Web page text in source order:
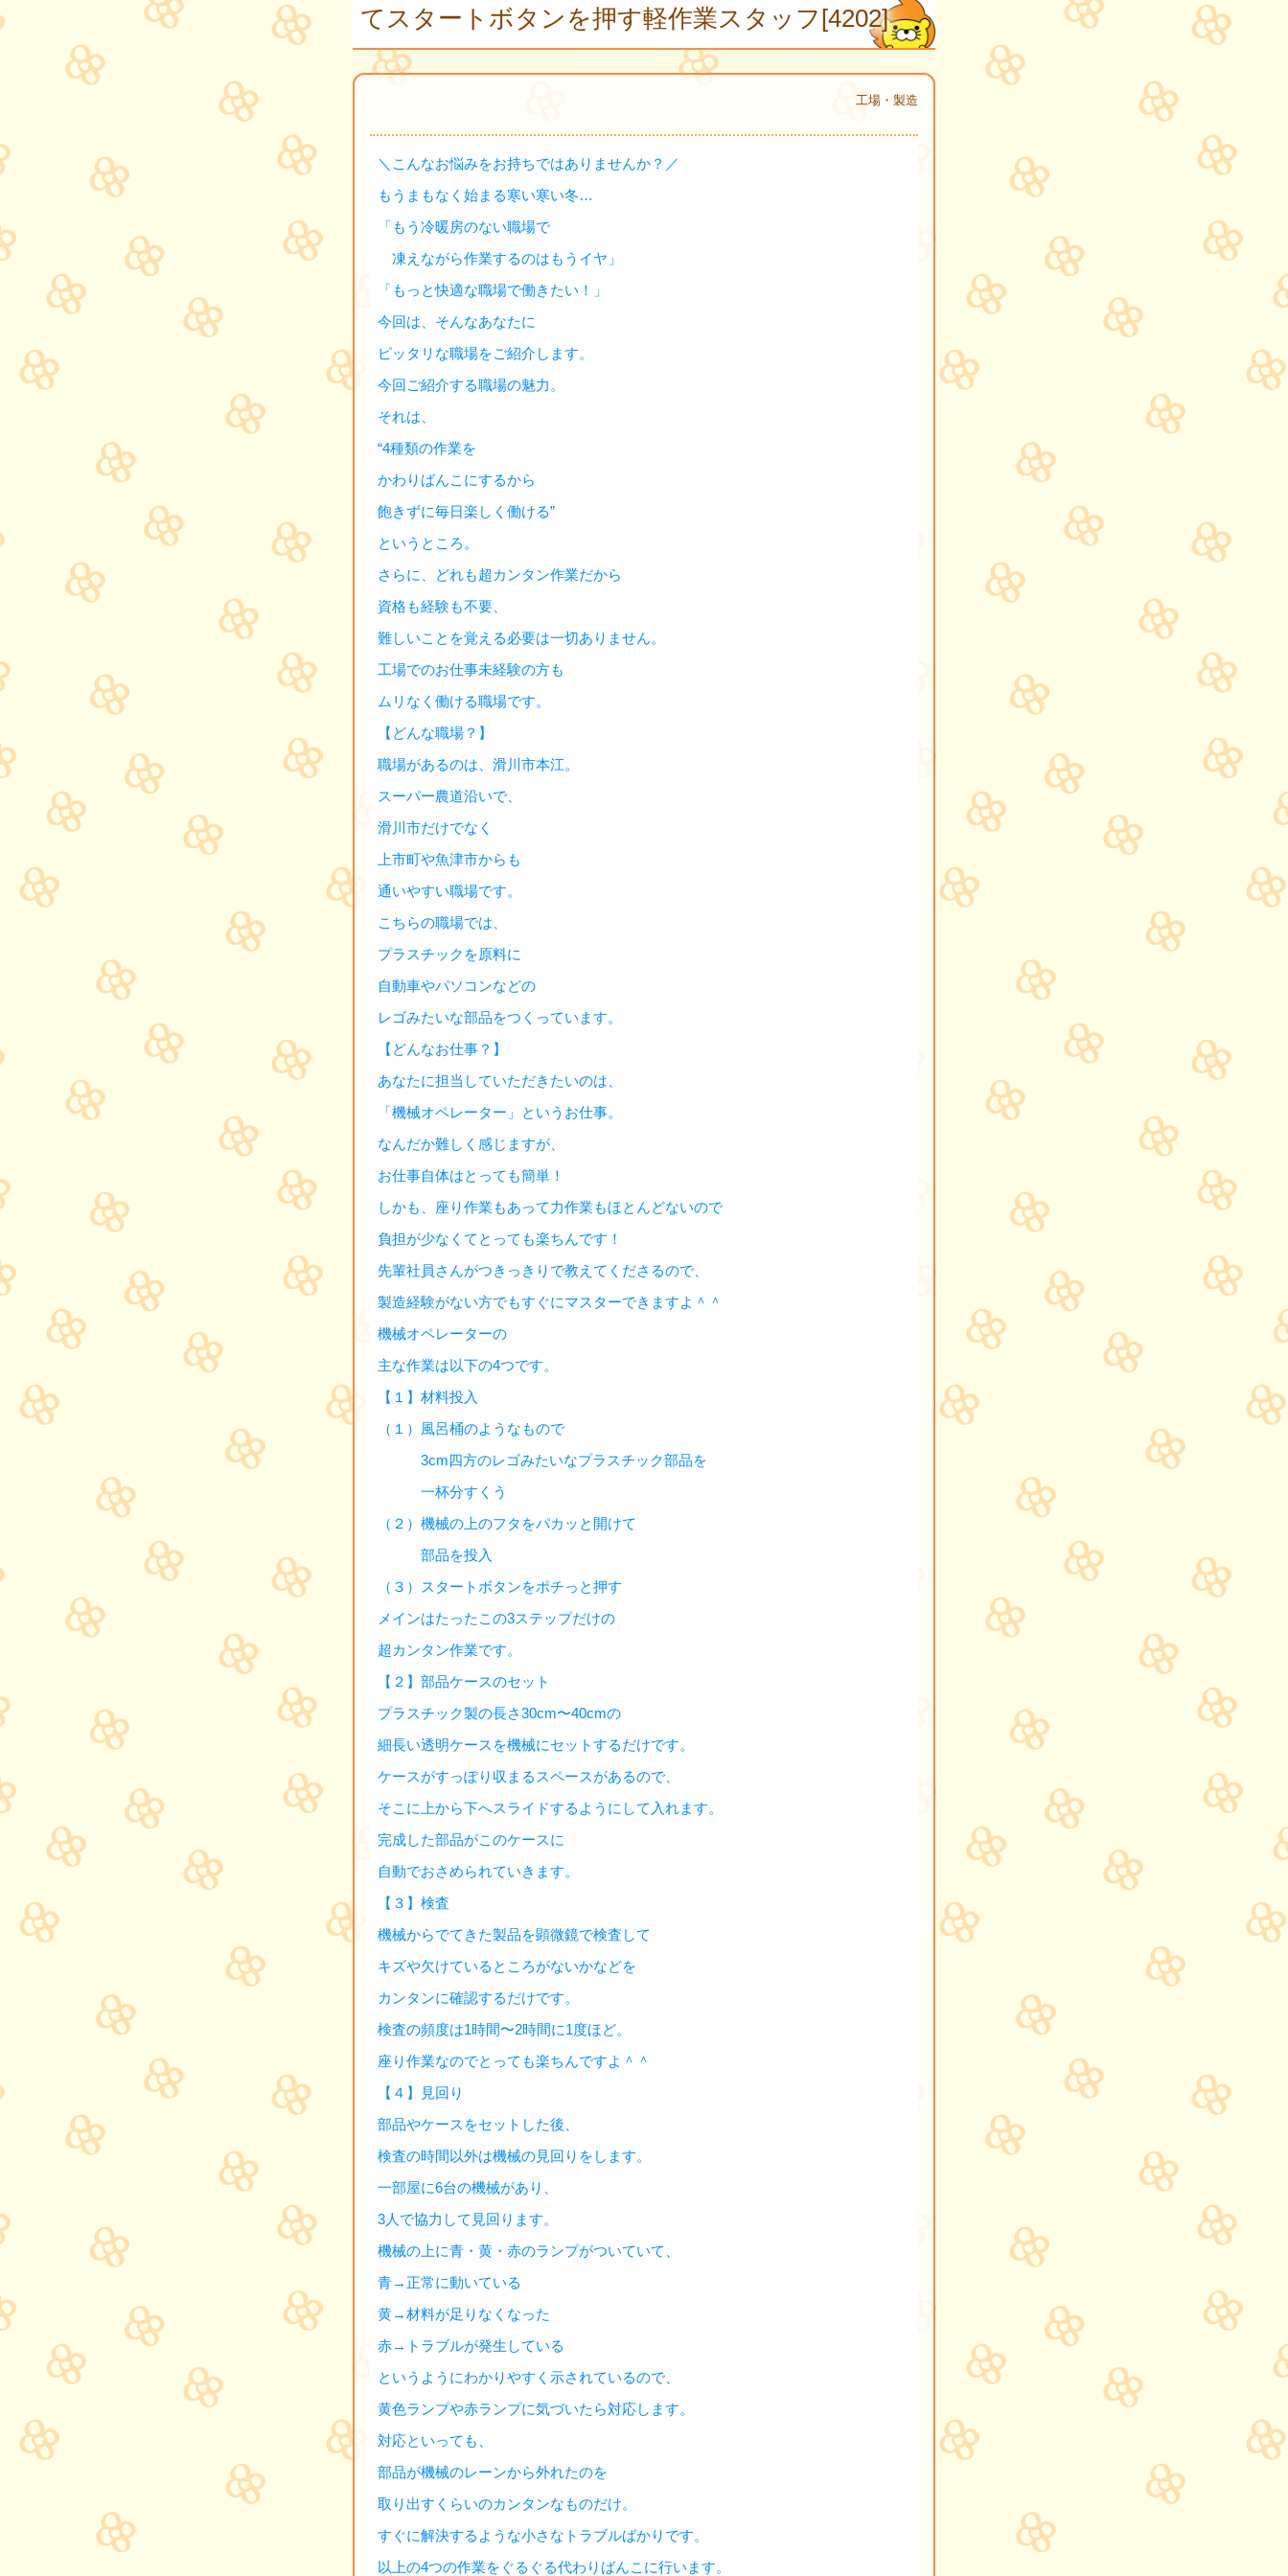
てスタートボタンを押す軽作業スタッフ[4202]
工場・製造
＼こんなお悩みをお持ちではありませんか？／
もうまもなく始まる寒い寒い冬…
「もう冷暖房のない職場で
凍えながら作業するのはもうイヤ」
「もっと快適な職場で働きたい！」
今回は、そんなあなたに
ピッタリな職場をご紹介します。
今回ご紹介する職場の魅力。
それは、
“4種類の作業を
かわりばんこにするから
飽きずに毎日楽しく働ける”
というところ。
さらに、どれも超カンタン作業だから
資格も経験も不要、
難しいことを覚える必要は一切ありません。
工場でのお仕事未経験の方も
ムリなく働ける職場です。
【どんな職場？】
職場があるのは、滑川市本江。
スーパー農道沿いで、
滑川市だけでなく
上市町や魚津市からも
通いやすい職場です。
こちらの職場では、
プラスチックを原料に
自動車やパソコンなどの
レゴみたいな部品をつくっています。
【どんなお仕事？】
あなたに担当していただきたいのは、
「機械オペレーター」というお仕事。
なんだか難しく感じますが、
お仕事自体はとっても簡単！
しかも、座り作業もあって力作業もほとんどないので
負担が少なくてとっても楽ちんです！
先輩社員さんがつきっきりで教えてくださるので、
製造経験がない方でもすぐにマスターできますよ＾＾
機械オペレーターの
主な作業は以下の4つです。
【１】材料投入
（１）風呂桶のようなもので
3cm四方のレゴみたいなプラスチック部品を
一杯分すくう
（２）機械の上のフタをパカッと開けて
部品を投入
（３）スタートボタンをポチっと押す
メインはたったこの3ステップだけの
超カンタン作業です。
【２】部品ケースのセット
プラスチック製の長さ30cm〜40cmの
細長い透明ケースを機械にセットするだけです。
ケースがすっぽり収まるスペースがあるので、
そこに上から下へスライドするようにして入れます。
完成した部品がこのケースに
自動でおさめられていきます。
【３】検査
機械からでてきた製品を顕微鏡で検査して
キズや欠けているところがないかなどを
カンタンに確認するだけです。
検査の頻度は1時間〜2時間に1度ほど。
座り作業なのでとっても楽ちんですよ＾＾
【４】見回り
部品やケースをセットした後、
検査の時間以外は機械の見回りをします。
一部屋に6台の機械があり、
3人で協力して見回ります。
機械の上に青・黄・赤のランプがついていて、
青→正常に動いている
黄→材料が足りなくなった
赤→トラブルが発生している
というようにわかりやすく示されているので、
黄色ランプや赤ランプに気づいたら対応します。
対応といっても、
部品が機械のレーンから外れたのを
取り出すくらいのカンタンなものだけ。
すぐに解決するような小さなトラブルばかりです。
以上の4つの作業をぐるぐる代わりばんこに行います。